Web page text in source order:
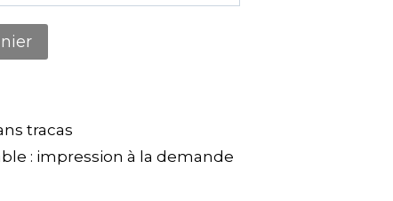
tracas
: impression à la demande